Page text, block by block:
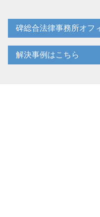
碑総合法律事務所オフ
解決事例はこちら